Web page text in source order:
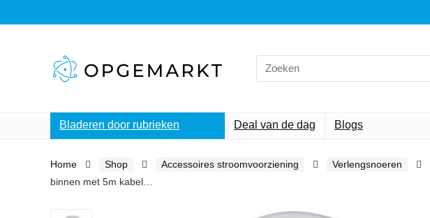
Search
for:
Bladeren door rubrieken Deal van de dag Blogs
Home Shop Accessoires stroomvoorziening Verlengsnoeren
binnen met 5m kabel…